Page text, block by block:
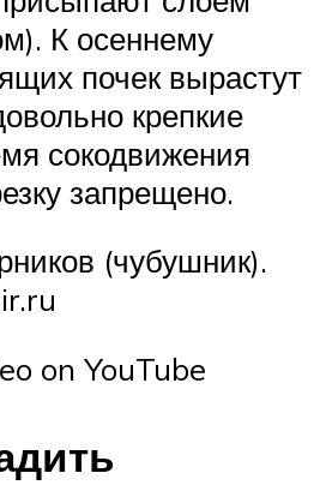
К осеннему
почек вырастут
крепкие
сокодвижения
запрещено.
(чубушник).
on YouTube